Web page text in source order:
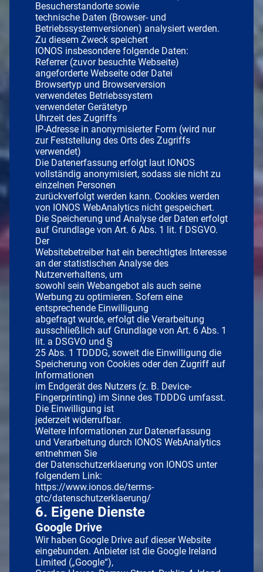
Besucherstandorte sowie
technische Daten (Browser- und
Betriebssystemversionen) analysiert werden.
Zu diesem Zweck speichert
IONOS insbesondere folgende Daten:
Referrer (zuvor besuchte Webseite)
angeforderte Webseite oder Datei
Browsertyp und Browserversion
verwendetes Betriebssystem
verwendeter Gerätetyp
Uhrzeit des Zugriffs
IP-Adresse in anonymisierter Form (wird nur
zur Feststellung des Orts des Zugriffs
verwendet)
Die Datenerfassung erfolgt laut IONOS
vollständig anonymisiert, sodass sie nicht zu
einzelnen Personen
zurückverfolgt werden kann. Cookies werden
von IONOS WebAnalytics nicht gespeichert.
Die Speicherung und Analyse der Daten erfolgt
auf Grundlage von Art. 6 Abs. 1 lit. f DSGVO.
Der
Websitebetreiber hat ein berechtigtes Interesse
an der statistischen Analyse des
Nutzerverhaltens, um
sowohl sein Webangebot als auch seine
Werbung zu optimieren. Sofern eine
entsprechende Einwilligung
abgefragt wurde, erfolgt die Verarbeitung
ausschließlich auf Grundlage von Art. 6 Abs. 1
lit. a DSGVO und §
25 Abs. 1 TDDDG, soweit die Einwilligung die
Speicherung von Cookies oder den Zugriff auf
Informationen
im Endgerät des Nutzers (z. B. Device-
Fingerprinting) im Sinne des TDDDG umfasst.
Die Einwilligung ist
jederzeit widerrufbar.
Weitere Informationen zur Datenerfassung
und Verarbeitung durch IONOS WebAnalytics
entnehmen Sie
der Datenschutzerklaerung von IONOS unter
folgendem Link:
https://www.ionos.de/terms-
gtc/datenschutzerklaerung/
6. Eigene Dienste
Google Drive
Wir haben Google Drive auf dieser Website
eingebunden. Anbieter ist die Google Ireland
Limited („Google“),